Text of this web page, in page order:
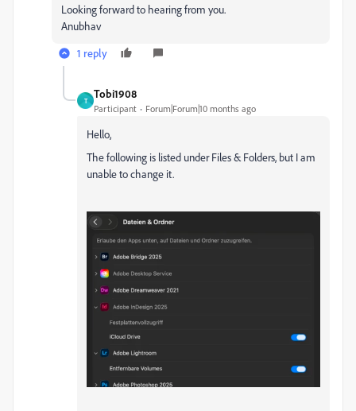
Looking forward to hearing from you.
Anubhav
1 reply
T
Tobi1908
Participant Forum|Forum|10 months ago
Hello,
The following is listed under Files & Folders, but I am
unable to change it.